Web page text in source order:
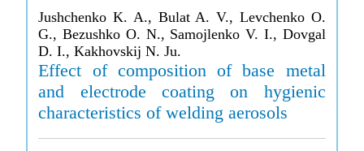
Jushchenko K. A., Bulat A. V., Levchenko O.
G., Bezushko O. N., Samojlenko V. I., Dovgal
D. I., Kakhovskij N. Ju.
Effect of composition of base metal
and electrode coating on hygienic
characteristics of welding aerosols